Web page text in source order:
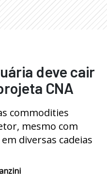
deve cair
CNA
commodities
mesmo com
diversas cadeias